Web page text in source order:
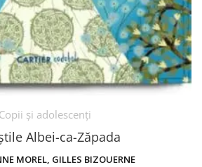
Albei-ca-Zăpada
Copii și adolescenți
MOREL, GILLES BIZOUERNE